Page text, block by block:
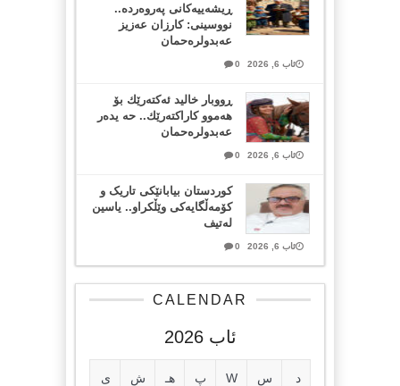
ڕیشەییەکانی پەروەردە..
نووسینی: کارزان عەزیز
عەبدولرەحمان
ئاب 6, 2026 0
ڕووبار خالید ئەكتەرێك بۆ
هەموو كاراكتەرێك.. حه یدەر
عەبدولرەحمان
ئاب 6, 2026 0
کوردستان بیابانێکی تاریک و
کۆمەڵگایەکی وێڵکراو.. یاسین
لەتیف
ئاب 6, 2026 0
CALENDAR
ئاب 2026
د س W پ هـ ش ی